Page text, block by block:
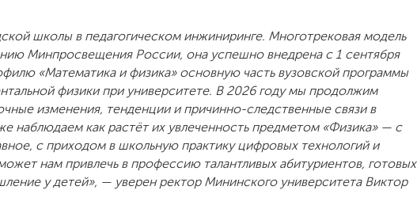
школы в педагогическом инжиниринге. Многотрековая модель
Минпросвещения России, она успешно внедрена с 1 сентября
«Математика и физика» основную часть вузовской программы
физики при университете. В 2026 году мы продолжим
изменения, тенденции и причинно-следственные связи в
наблюдаем как растёт их увлеченность предметом «Физика» — с
с приходом в школьную практику цифровых технологий и
нам привлечь в профессию талантливых абитуриентов, готовых
у детей», — уверен ректор Мининского университета Виктор